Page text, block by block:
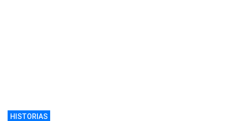
HISTORIAS